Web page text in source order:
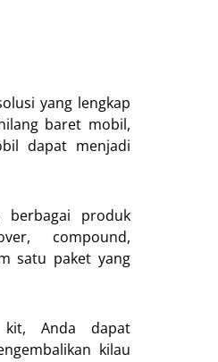
yang lengkap
baret mobil,
dapat menjadi
berbagai produk
compound,
satu paket yang
kit, Anda dapat
kilau